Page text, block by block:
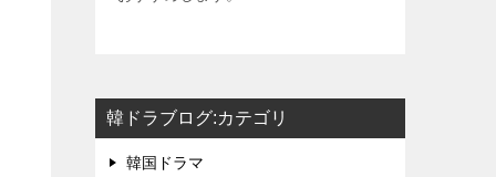
韓ドラブログ:カテゴリ
韓国ドラマ